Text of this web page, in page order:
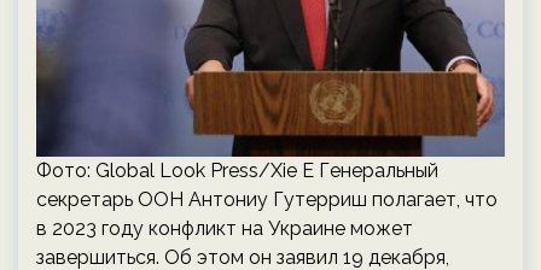
Фото: Global Look Press/Xie E Генеральный
секретарь ООН Антониу Гутерриш полагает, что
в 2023 году конфликт на Украине может
завершиться. Об этом он заявил 19 декабря,